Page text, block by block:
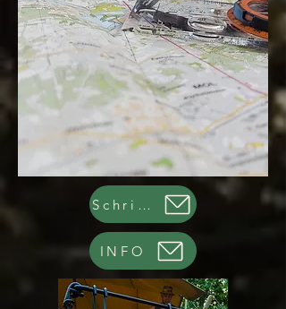
Schrijf in
INFO